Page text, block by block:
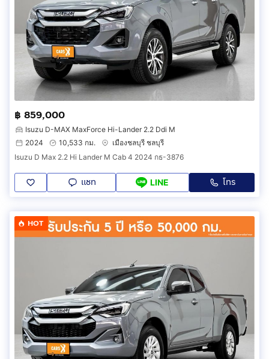
฿ 859,000
Isuzu D-MAX MaxForce Hi-Lander 2.2 Ddi M
2024
10,533 กม.
เมืองชลบุรี ชลบุรี
Isuzu D Max 2.2 Hi Lander M Cab 4 2024 กธ-3876
แชท LINE โทร
HOT